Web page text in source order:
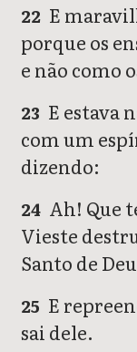
22 E
porque os
e não como
23 E estava
com um
dizendo:
24 Ah! Que
Vieste
Santo de
25 E
sai dele.